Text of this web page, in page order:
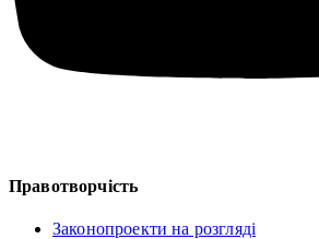
Правотворчість
Законопроекти на розгляді